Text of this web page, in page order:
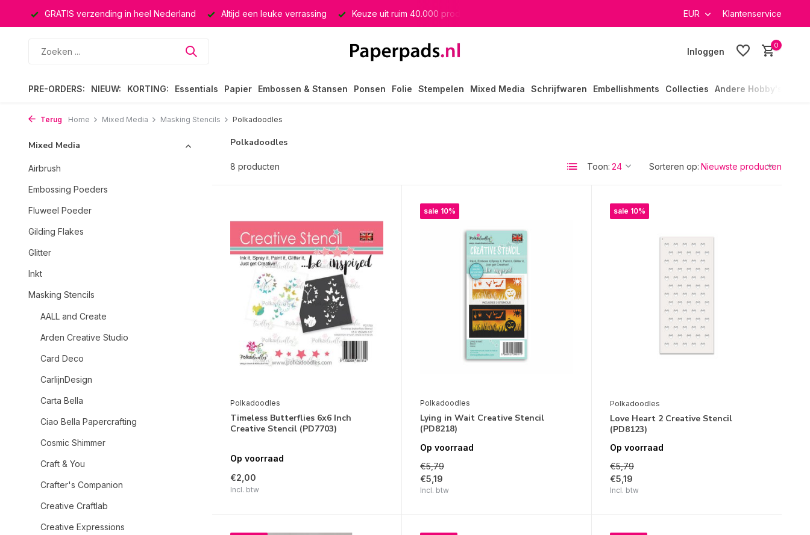
GRATIS verzending in heel Nederland Altijd een leuke verrassing Keuze uit ruim 40.000 producten EUR Klantenservice
Inloggen
0
PRE-ORDERS: NIEUW: KORTING: Essentials Papier Embossen & Stansen Ponsen Folie Stempelen Mixed Media Schrijfwaren Embellishments Collecties Andere Hobby's
Terug Home Mixed Media Masking Stencils Polkadoodles
Mixed Media
Airbrush
Embossing Poeders
Fluweel Poeder
Gilding Flakes
Glitter
Inkt
Masking Stencils
AALL and Create
Arden Creative Studio
Card Deco
CarlijnDesign
Carta Bella
Ciao Bella Papercrafting
Cosmic Shimmer
Craft & You
Crafter's Companion
Creative Craftlab
Creative Expressions
Polkadoodles
8 producten Toon: Sorteren op:
Polkadoodles
Timeless Butterflies 6x6 Inch
Creative Stencil (PD7703)
Op voorraad
€2,00
Incl. btw
sale 10%
Polkadoodles
Lying in Wait Creative Stencil
(PD8218)
Op voorraad
€5,79
€5,19
Incl. btw
sale 10%
Polkadoodles
Love Heart 2 Creative Stencil
(PD8123)
Op voorraad
€5,79
€5,19
Incl. btw